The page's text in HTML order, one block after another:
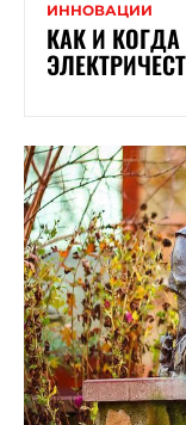
ИННОВАЦИИ
КАК И